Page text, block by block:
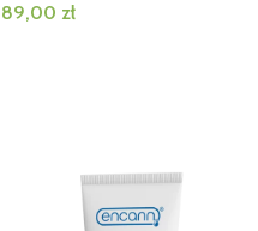
89,00 zł